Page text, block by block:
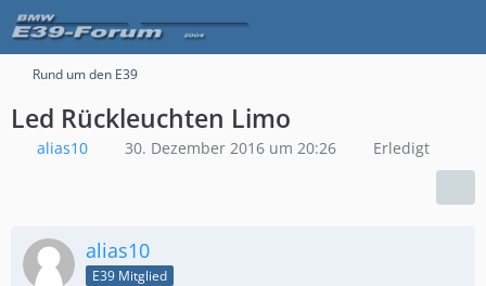
Rund um den E39
Led Rückleuchten Limo
alias10 30. Dezember 2016 um 20:26 Erledigt
alias10
E39 Mitglied